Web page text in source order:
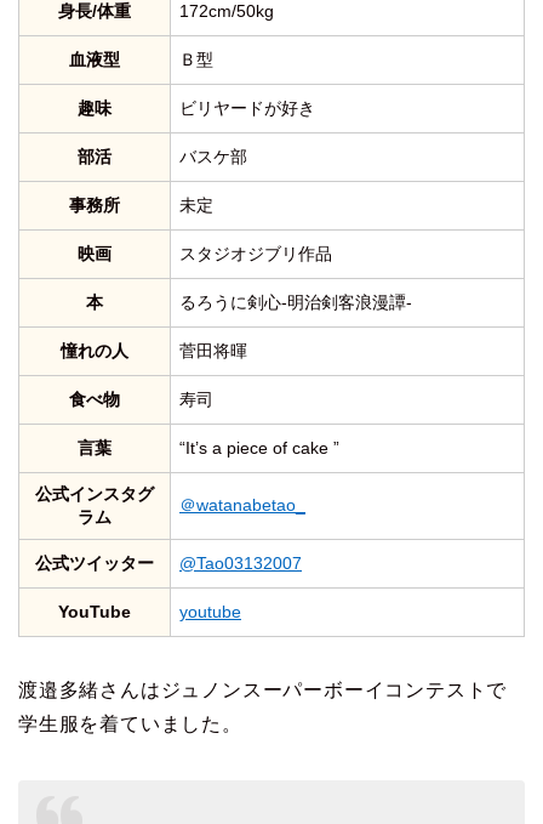
身長/体重 172cm/50kg
血液型 Ｂ型
趣味 ビリヤードが好き
部活 バスケ部
事務所 未定
映画 スタジオジブリ作品
本 るろうに剣心-明治剣客浪漫譚-
憧れの人 菅田将暉
食べ物 寿司
言葉 “It’s a piece of cake ”
公式インスタグ
ラム
＠watanabetao_
公式ツイッター @Tao03132007
YouTube youtube
渡邉多緒さんはジュノンスーパーボーイコンテストで
学生服を着ていました。